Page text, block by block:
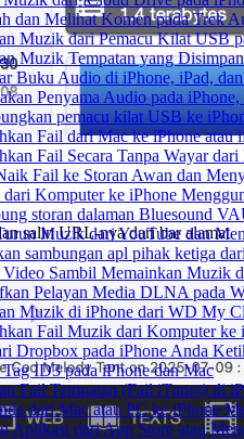
dan Melihat Komen pada Trek
Muzik dari Pemacu Kilat USB
Muzik Tempatan yang
Buku Audio di iPhone, iPad,
Penyama Audio pada
pemacu kilat USB ke
Fail dari Mac ke iPhone atau
Fail Secara Tanpa Wayar
Fail ke Storan Awan dan
dari Komputer ke iPhone
storan dalaman Bluesound
Muzik dari YouTube dan
sambungan apl pihak ketiga
Video Sambil Memainkan Muzik
Pelayan Media DLNA pada
Muzik di iPhone dari WD My
Fail Muzik dari Komputer
Dropbox pada iPhone Anda
ID3 pada iPhone dan Mac
Fail Tempatan (Fail iTunes) di
dari Mac atau PC ke iPhone
Aplikasi dari App Store atau
salin URL-nya dari bar alamat